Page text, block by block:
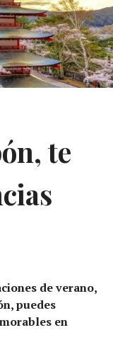
te
de verano,
puedes
en